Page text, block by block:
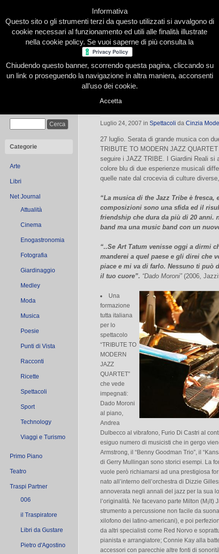
Home Presentazione Redazione Le nostre firme
Categorie
Arte
Libri
Net Journal
Attualità
Cinema
Enogastronomia
Fotografia
Giardinaggio
Medley
Moda
Musica
Poesie
Punti di Vista
Racconti
Ricette
Spettacoli
Sport
Technology
Viaggi e Turismo
Primo Piano
Teatro
Traspi Partner
006
il Traspiratore
Libri da Gustare
Pietro d'Agostino
Dado Moroni e Jazz Tribe: due
Luglio 24, 2007 in Spettacoli da Cinzia
27 luglio. Serata di grande musica con
TRIBUTE TO MODERN JAZZ
seguire i JAZZ TRIBE. I Giardini Reali si
colore blu di due esperienze musicali
quelle nate dal crocevia di culture
“La musica di the Jazz Tribe è fresca,
composizioni sono una sfida ed il
friendship che dura da più di 20 anni.
band ma una music band con un
“..Se Art Tatum venisse oggi a dirmi
manderei a quel paese e gli direi che
piace e mi va di farlo. Nessuno ti può
il tuo cuore”. “Dado Moroni”(2006,
Una
formazione
tutta italiana
per lo
spettacolo
“TRIBUTE TO
MODERN
JAZZ
QUARTET”
che vede
impegnati:
Dado Moroni
al piano,
Andrea
Dulbecco al vibrafono, Furio Di Castri al
esiguo numero di musicisti che in gergo
Armstrong, il “Benny Goodman Trio”, il
di Gerry Mullingan sono storici esempi. La
vuole però richiamarsi ad una prestigiosa
nato all’interno dell’orchestra di Dizzie
annoverata negli annali del jazz per la sua
l’originalità. Ne facevano parte Milton
strumento a percussione non facile da
xilofono dei latino-americani), e poi
da altri specialisti come Red Norvo e
pianista e arrangiatore; Connie Kay alla
accessori con parecchie altre fonti di
Informativa
Questo sito o gli strumenti terzi da questo utilizzati si avvalgono di
cookie necessari al funzionamento ed utili alle finalità illustrate
nella cookie policy. Se vuoi saperne di più consulta la
Chiudendo questo banner, scorrendo questa pagina, cliccando su
un link o proseguendo la navigazione in altra maniera, acconsenti
all’uso dei cookie.
Accetta